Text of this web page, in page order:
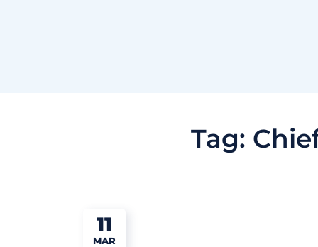
Tag:
11
MAR